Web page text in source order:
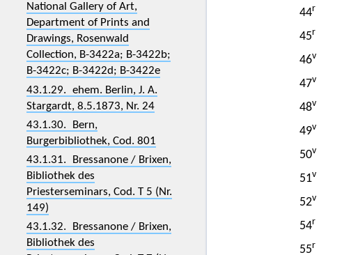
National Gallery of Art,
Department of Prints and
Drawings, Rosenwald
Collection, B-3422a; B-3422b;
B-3422c; B-3422d; B-3422e
43.1.29. ehem. Berlin, J. A.
Stargardt, 8.5.1873, Nr. 24
43.1.30. Bern,
Burgerbibliothek, Cod. 801
43.1.31. Bressanone / Brixen,
Bibliothek des
Priesterseminars, Cod. T 5 (Nr.
149)
43.1.32. Bressanone / Brixen,
Bibliothek des
44r
45r
46v
47v
48v
49v
50v
51v
52v
54r
55r